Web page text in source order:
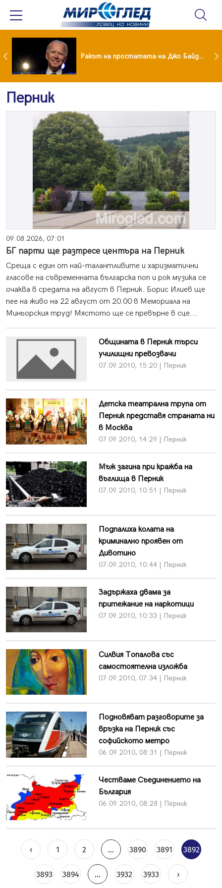
Иран постави нови условия за отварянето на Ормузкия проток Ракът на простатата на Джо Байдън се е разпространил
Перник
09.08.2026, 07:01
БГ парти ще разтресе центъра на Перник
Среща с един от най-талантливите и харизматични
гласове на съвременната българска поп и рок музика се
очаква в средата на август в Перник. Борис Илиев ще
пее на живо на 22 август от 20.00 в Мемориала на
Миньорския труд! Мястото ще се превърне в сце...
Общината в Перник търси
училищни превозвачи
07.09.2010, 15:20 | Перник
Детска театрална трупа от
Перник представя страната ни
в Москва
07.09.2010, 14:29 | Перник
Мъж загина при кражба на
въглища в Перник
07.09.2010, 10:51 | Перник
Подпалиха колата на
криминално проявен от
Дивотино
07.09.2010, 10:44 | Перник
Задържаха двама за
притежание на наркотици
07.09.2010, 10:33 | Перник
Силвия Топалова със
самостоятелна изложба
07.09.2010, 07:34 | Перник
Подновяват разговорите за
връзка на Перник със
софийското метро
06.09.2010, 08:31 | Перник
Честваме Съединението на
България
06.09.2010, 08:28 | Перник
‹ 1 2 ... 3890 3891 3892
3893 3894 ... 3932 3933 ›